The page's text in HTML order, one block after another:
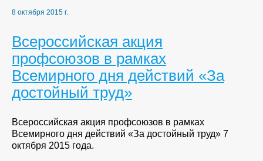
8 октября 2015 г.
Всероссийская акция
профсоюзов в рамках
Всемирного дня действий «За
достойный труд»
Всероссийская акция профсоюзов в рамках
Всемирного дня действий «За достойный труд» 7
октября 2015 года.